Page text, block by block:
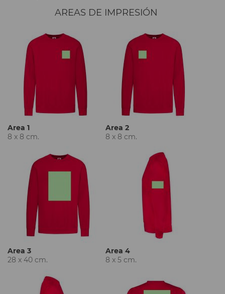
AREAS DE IMPRESIÓN
Area 1
8 x 8 cm.
Area 2
8 x 8 cm.
Area 3
28 x 40 cm.
Area 4
8 x 5 cm.